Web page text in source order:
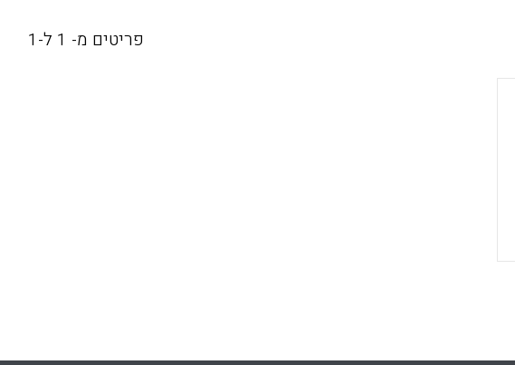
פריטים מ- 1 ל-1